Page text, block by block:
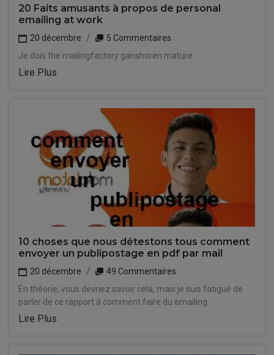
20 Faits amusants à propos de personal
emailing at work
20 décembre
5 Commentaires
Je dois the mailingfactory ganshoren mature.
Lire Plus
10 choses que nous détestons tous comment
envoyer un publipostage en pdf par mail
20 décembre
49 Commentaires
En théorie, vous devriez savoir cela, mais je suis fatigué de
parler de ce rapport à comment faire du emailing.
Lire Plus